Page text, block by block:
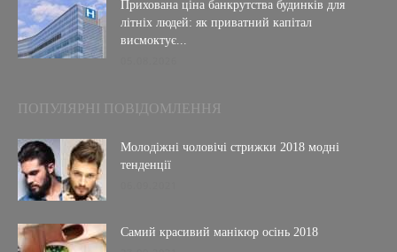
Прихована ціна банкрутства будинків для
літніх людей: як приватний капітал
висмоктує...
ПОПУЛЯРНІ ПОВІДОМЛЕННЯ
Молодіжні чоловічі стрижки 2018 модні
тенденції
Самий красивий манікюр осінь 2018